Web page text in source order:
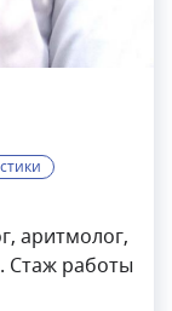
аритмолог,
Стаж работы